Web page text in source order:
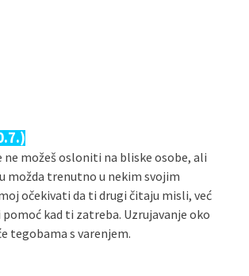
ne možeš osloniti na bliske osobe, ali
možda trenutno u nekim svojim
očekivati da ti drugi čitaju misli, već
kad ti zatreba. Uzrujavanje oko
tegobama s varenjem.